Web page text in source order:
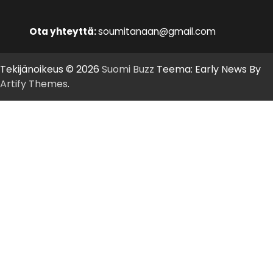
Ota yhteyttä:soumitanaan@gmail.com
Tekijänoikeus © 2026 Suomi Buzz Teema: Early News By
Artify Themes.